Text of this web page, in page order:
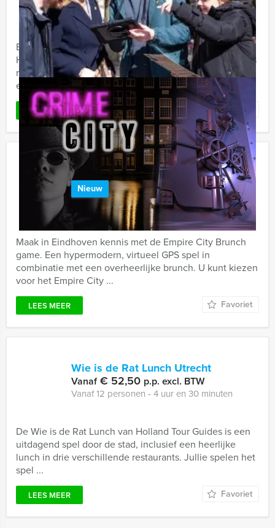
Vanaf 10 personen ‐ 4 uur
Een 'Moordspel Lunch' van Holland Tour Guides in
Hengelo. Dat is samen met familie, vrienden of collega's
rond de tafel om een moord oplossen. Waar komt u dat
eigenlijk ...
LEES MEER Favoriet
Empire City Brunch Game in
Eindhoven
Nieuw
Vanaf€ 62,50 p.p. excl. BTW
Vanaf 12 personen ‐ 4 uur en 30 minuten
Maak in Eindhoven kennis met de Empire City Brunch
game. Een hypermodern, virtueel GPS spel in
combinatie met een overheerlijke brunch. U kunt kiezen
voor het Empire City ...
LEES MEER Favoriet
Wie is de Rat Lunch Utrecht
Vanaf€ 52,50 p.p. excl. BTW
Vanaf 12 personen ‐ 4 uur en 30 minuten
De Wie is de Rat Lunch van Holland Tour Guides is een
uitdagend spel door de stad, inclusief een heerlijke
lunch in drie verschillende restaurants. Jullie spelen het
spel ...
LEES MEER Favoriet